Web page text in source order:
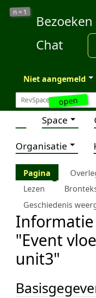
open
n = 1
Bezoeken
Chat
Niet aangemeld
Space
Organisatie
Pagina
Lezen
Geschiedenis
"Event
unit3"